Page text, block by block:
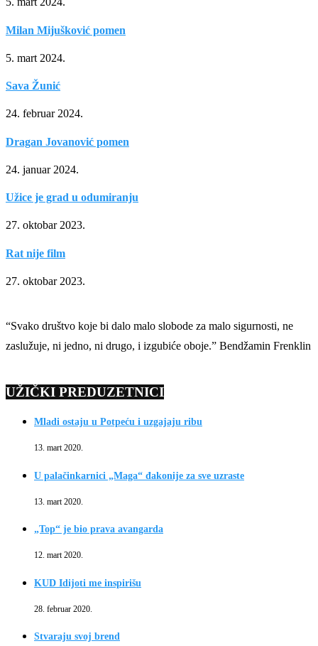
Milan Mijušković pomen
5. mart 2024.
Sava Žunić
24. februar 2024.
Dragan Jovanović pomen
24. januar 2024.
Užice je grad u odumiranju
27. oktobar 2023.
Rat nije film
27. oktobar 2023.
“Svako društvo koje bi dalo malo slobode za malo sigurnosti, ne
zaslužuje, ni jedno, ni drugo, i izgubiće oboje.” Bendžamin Frenklin
UŽIČKI PREDUZETNICI
Mladi ostaju u Potpeću i uzgajaju ribu
13. mart 2020.
U palačinkarnici „Maga“ đakonije za sve uzraste
13. mart 2020.
„Top“ je bio prava avangarda
12. mart 2020.
KUD Idijoti me inspirišu
28. februar 2020.
Stvaraju svoj brend